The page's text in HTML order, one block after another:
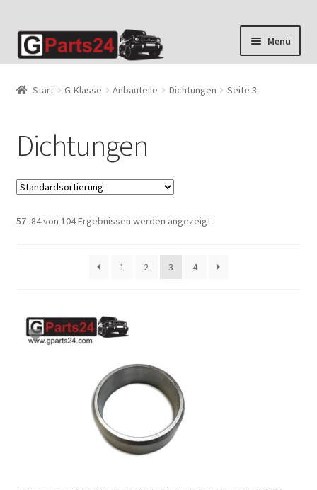
Zur
Navigation
Zum
Inhalt
Menü
Start G-Klasse Anbauteile Dichtungen Seite 3
Dichtungen
57–84 von 104 Ergebnissen werden angezeigt
1 2 3 4